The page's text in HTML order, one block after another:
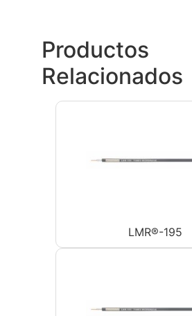
Productos
Relacionados
LMR®-195